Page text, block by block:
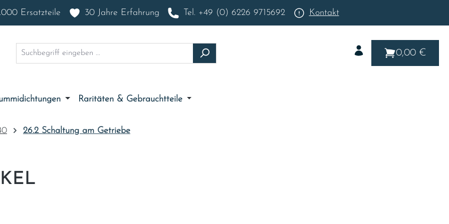
Ersatzteile 30 Jahre Erfahrung Tel. +49 (0) 6226 9715692 Kontakt
0,00 €
Raritäten & Gebrauchtteile
26.2 Schaltung am Getriebe